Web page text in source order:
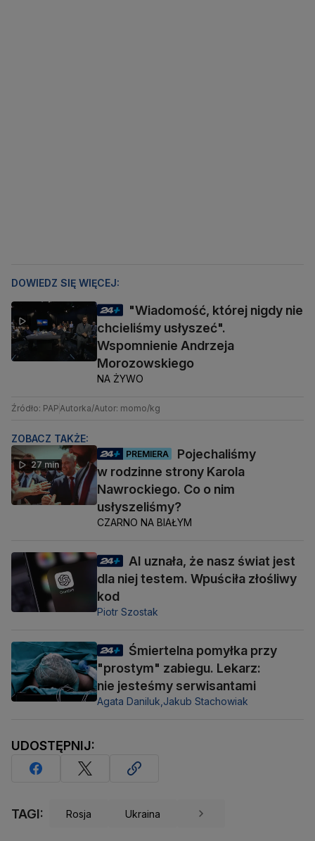
DOWIEDZ SIĘ WIĘCEJ:
"Wiadomość, której nigdy nie
chcieliśmy usłyszeć".
Wspomnienie Andrzeja
Morozowskiego
NA ŻYWO
Źródło: PAPAutorka/Autor: momo/kg
ZOBACZ TAKŻE:
27 min
PREMIERA
Pojechaliśmy
w rodzinne strony Karola
Nawrockiego. Co o nim
usłyszeliśmy?
CZARNO NA BIAŁYM
AI uznała, że nasz świat jest
dla niej testem. Wpuściła złośliwy
kod
Piotr Szostak
Śmiertelna pomyłka przy
"prostym" zabiegu. Lekarz:
nie jesteśmy serwisantami
Agata Daniluk, Jakub Stachowiak
UDOSTĘPNIJ:
TAGI: Rosja Ukraina